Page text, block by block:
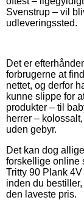
Svenstrup – vil
udleveringssted.
Det er
forbrugerne at
nettet, og derfor
kunne slippe for
produkter – til
herrer –
uden gebyr.
Det kan dog
forskellige online
Tritty 90 Plank
inden du
den laveste pris.